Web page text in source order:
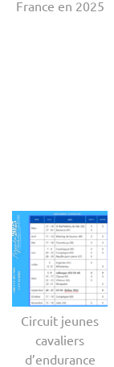
France en 2025
Circuit jeunes
cavaliers
d’endurance